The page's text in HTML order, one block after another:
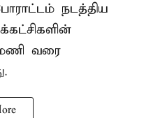
நடத்திய
வரை